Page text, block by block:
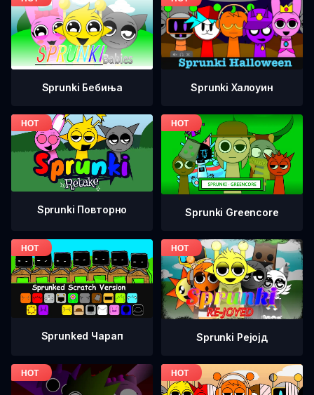
Sprunki Бебиња Sprunki Халоуин
Sprunki Повторно Sprunki Greencore
Sprunked Чарап Sprunki Рејојд